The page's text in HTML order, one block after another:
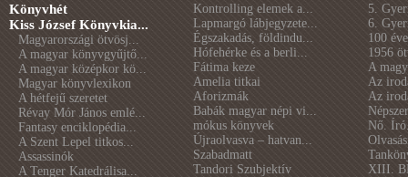
Könyvhét
Kiss József Könyvkia...
Magyarországi ötvösj...
A magyar könyvgyűjtő...
A magyar középkor kö...
Magyar könyvlexikon
A hétfejű szeretet
Révay Mór János emlé...
Fantasy enciklopédia...
A Szent Lepel titkos...
Assassinók
A Tenger Katedrálisa...
Kontrolling elemek a...
Lapmargó lábjegyzete...
Égszakadás, földindu...
Hófehérke és a berli...
Fátima keze
Amelia titkai
Aforizmák
Babák magyar népi vi...
mókus könyvek
Újraolvasva – hatvan...
Szabadmatt
Tandori Szubjektív
5.
6.
100
1956
A
Az
Az
Nő.
XIII.